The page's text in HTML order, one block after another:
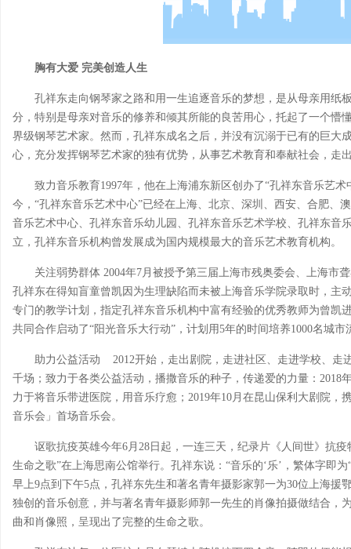
胸有大爱 完美创造人生
孔祥东走向钢琴家之路和用一生追逐音乐的梦想，是从母亲用纸
分，特别是母亲对音乐的修养和倾其所能的良苦用心，托起了一个懵
界级钢琴艺术家。然而，孔祥东成名之后，并没有沉溺于已有的巨大
心，充分发挥钢琴艺术家的独有优势，从事艺术教育和奉献社会，走
致力音乐教育1997年，他在上海浦东新区创办了“孔祥东音乐艺
今，“孔祥东音乐艺术中心”已经在上海、北京、深圳、西安、合肥、
音乐艺术中心、孔祥东音乐幼儿园、孔祥东音乐艺术学校、孔祥东音
立，孔祥东音乐机构曾发展成为国内规模最大的音乐艺术教育机构。
关注弱势群体 2004年7月被授予第三届上海市残奥委会、上海市
孔祥东在得知盲童曾凯因为生理缺陷而未被上海音乐学院录取时，主
专门的教学计划，指定孔祥东音乐机构中富有经验的优秀教师为曾凯
共同合作启动了“阳光音乐大行动”，计划用5年的时间培养1000名城
助力公益活动 2012开始，走出剧院，走进社区、走进学校、走
千场；致力于各类公益活动，播撒音乐的种子，传递爱的力量：2018
力于将音乐带进医院，用音乐疗愈；2019年10月在昆山保利大剧院，
音乐会」首场音乐会。
讴歌抗疫英雄今年6月28日起，一连三天，纪录片《人间世》抗
生命之歌”在上海思南公馆举行。孔祥东说：“音乐的‘乐’，繁体字即
早上9点到下午5点，孔祥东先生和著名青年摄影家郭一为30位上海援
独创的音乐创意，并与著名青年摄影师郭一先生的肖像拍摄做结合，
曲和肖像照，呈现出了完整的生命之歌。